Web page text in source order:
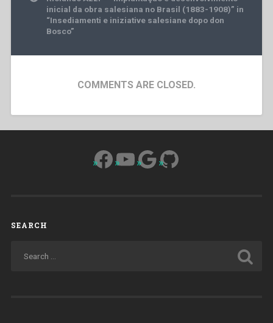
inicial da obra salesiana no Brasil (1883-1908)” in
“Insediamenti e iniziative salesiane dopo don
Bosco”
COMMENTS ARE CLOSED.
Facebook
YouTube
Google
GitHub
SEARCH